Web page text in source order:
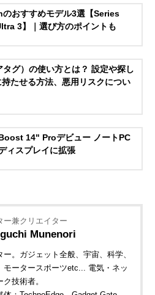
おすすめモデル3選【Series
3】｜選び方のポイントも
グ）の使い方とは？ 設定や探し
たせる方法、悪用リスクについ
14" Proデビュー ノートPC
ィスプレイに拡張
ー兼クリエイター
Munenori
ー。ガジェット全般、宇宙、科学、
モータースポーツetc... 電気・ネッ
ク技術者。